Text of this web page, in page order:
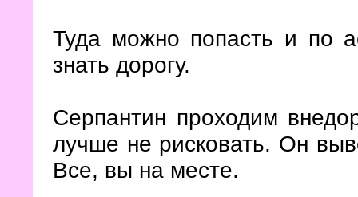
Туда можно попасть и по
знать дорогу.
Серпантин проходим
лучше не рисковать. Он
Все, вы на месте.